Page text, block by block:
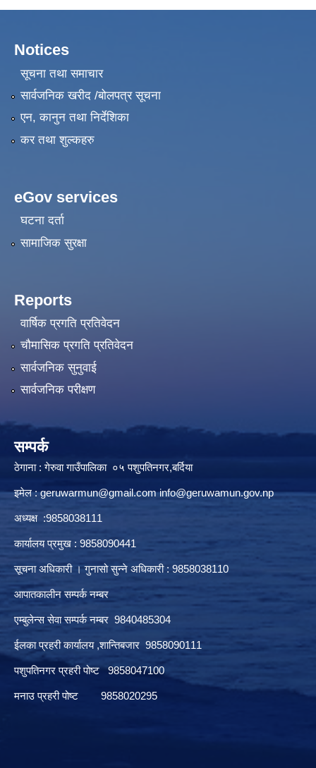
Notices
सूचना तथा समाचार
सार्वजनिक खरीद /बोलपत्र सूचना
एन, कानुन तथा निर्देशिका
कर तथा शुल्कहरु
eGov services
घटना दर्ता
सामाजिक सुरक्षा
Reports
वार्षिक प्रगति प्रतिवेदन
चौमासिक प्रगति प्रतिवेदन
सार्वजनिक सुनुवाई
सार्वजनिक परीक्षण
सम्पर्क
ठेगाना : गेरुवा गाउँपालिका ०५ पशुपतिनगर,बर्दिया
इमेल :geruwarmun@gmail.com info@geruwamun.gov.np
अध्यक्ष :9858038111
कार्यालय प्रमुख : 9858090441
सूचना अधिकारी । गुनासो सुन्ने अधिकारी : 9858038110
आपातकालीन सम्पर्क नम्बर
एम्बुलेन्स सेवा सम्पर्क नम्बर 9840485304
ईलका प्रहरी कार्यालय ,शान्तिबजार 9858090111
पशुपतिनगर प्रहरी पोष्ट 9858047100
मनाउ प्रहरी पोष्ट 9858020295